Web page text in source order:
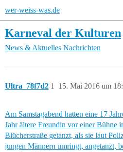
wer-weiss-was.de
Karneval der Kulturen
News & Aktuelles Nachrichten
Ultra_78f7d2 15. Mai 2016 um
1
Am Samstagabend hatten eine 17
Jahr ältere Freundin vor einer Bühne
Blücherstraße getanzt, als sie laut
jungen Männern umringt, angetanzt,